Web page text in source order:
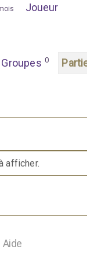
Joueur
Groupes 0
afficher.
Aide